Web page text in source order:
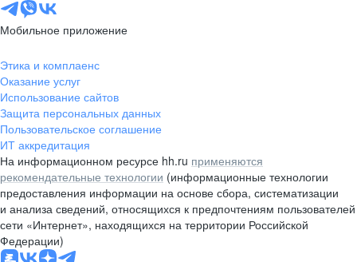
Мобильное приложение
Этика и комплаенс
Оказание услуг
Использование сайтов
Защита персональных данных
Пользовательское соглашение
ИТ аккредитация
На информационном ресурсе hh.ru применяются
рекомендательные технологии (информационные технологии
предоставления информации на основе сбора, систематизации
и анализа сведений, относящихся к предпочтениям пользователей
сети «Интернет», находящихся на территории Российской
Федерации)